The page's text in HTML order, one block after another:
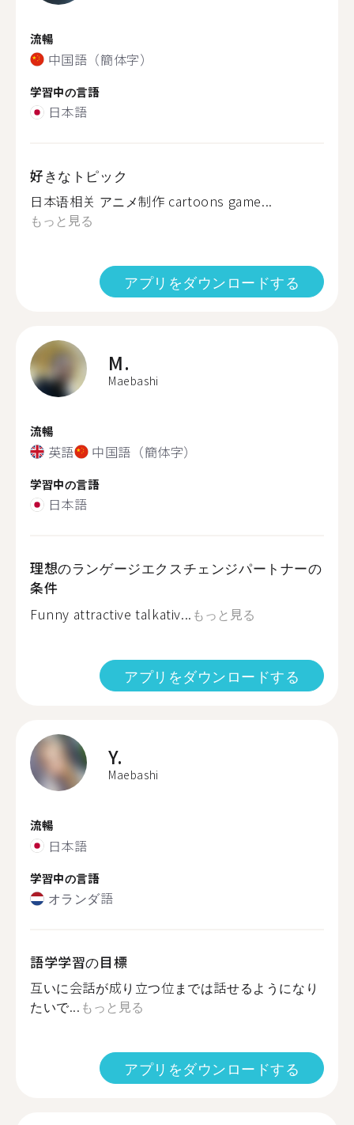
流暢
中国語（簡体字）
学習中の言語
日本語
好きなトピック
日本语相关 アニメ制作 cartoons game...
もっと見る
アプリをダウンロードする
M.
Maebashi
流暢
英語 中国語（簡体字）
学習中の言語
日本語
理想のランゲージエクスチェンジパートナーの
条件
Funny attractive talkativ... もっと見る
アプリをダウンロードする
Y.
Maebashi
流暢
日本語
学習中の言語
オランダ語
語学学習の目標
互いに会話が成り立つ位までは話せるようになり
たいで... もっと見る
アプリをダウンロードする